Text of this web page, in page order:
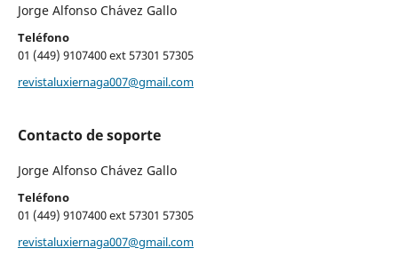
Jorge Alfonso Ch´avez Gallo
Teléfono
01 (449) 9107400 ext 57301 57305
revistaluxiernaga007@gmail.com
Contacto de soporte
Jorge Alfonso Chávez Gallo
Teléfono
01 (449) 9107400 ext 57301 57305
revistaluxiernaga007@gmail.com